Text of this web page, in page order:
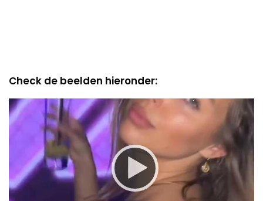
Check de beelden hieronder:
Video
Player